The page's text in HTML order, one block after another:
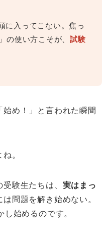
に入ってこない。焦っ
使い方こそが、 試験
め！」と言われた瞬間
。
験生たちは、 実はまっ
問題を解き始めない。
し始めるのです。